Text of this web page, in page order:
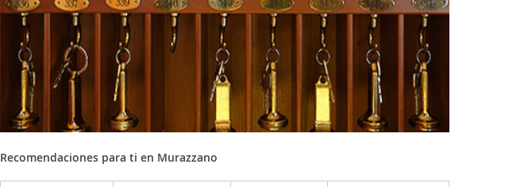
Recomendaciones para ti en Murazzano